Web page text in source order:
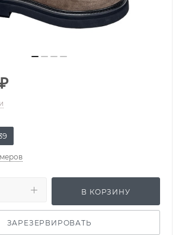
₽
В КОРЗИНУ
ЗАРЕЗЕРВИРОВАТЬ